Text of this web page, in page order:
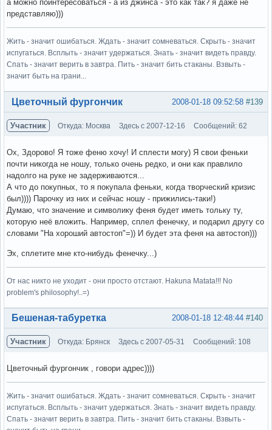
а можно поинтересоваться - а из джинса - это как так? я даже не
представляю)))
Жить - значит ошибаться. Ждать - значит сомневаться. Скрыть - значит
испугаться. Всплыть - значит удержаться. Знать - значит видеть правду.
Спать - значит верить в завтра. Пить - значит бить стаканы. Взвыть -
значит быть на грани...
Вне форума #139
2008-01-18 09:52:58
Цветочный фургончик
Участник Откуда: Москва Здесь с 2007-12-16 Сообщений: 62
Ох, Здорово! Я тоже феню хочу! И сплести могу) Я свои феньки
почти никогда не ношу, только очень редко, и они как правлило
надолго на руке не задерживаются...
А что до покупных, то я покупала феньки, когда творческий кризис
был)))) Парочку из них и сейчас ношу - прижились-таки!)
Думаю, что значение и символику феня будет иметь тольку ту,
которую неё вложить. Например, сплел фенечку, и подарил другу со
словами "На хороший автостоп"=)) И будет эта феня на автостоп)))
Эх, сплетите мне кто-нибудь фенечку...)
От нас никто не уходит - они просто отстают. Hakuna Matata!!! No
problem's philosophy!..=)
Вне форума #140
2008-01-18 12:48:44
Бешеная-табуретка
Участник Откуда: Брянск Здесь с 2007-05-31 Сообщений: 108
Цветочный фургончик , говори адрес))))
Жить - значит ошибаться. Ждать - значит сомневаться. Скрыть - значит
испугаться. Всплыть - значит удержаться. Знать - значит видеть правду.
Спать - значит верить в завтра. Пить - значит бить стаканы. Взвыть -